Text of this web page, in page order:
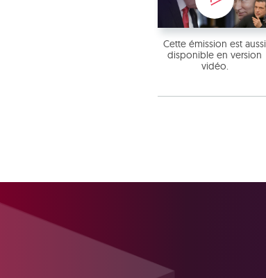
Cette émission est aussi
disponible en version
vidéo.